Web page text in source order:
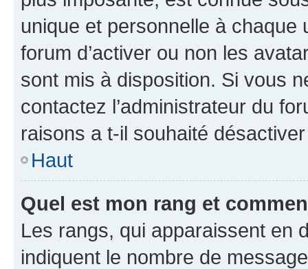
unique et personnelle à chaque
forum d’activer ou non les
sont mis à disposition. Si vous
contactez l’administrateur du
raisons a t-il souhaité
Haut
Quel est mon rang et
Les rangs, qui apparaissent en
indiquent le nombre de